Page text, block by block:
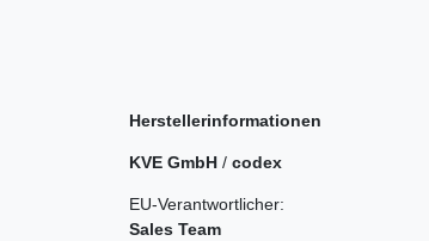
Herstellerinformationen
KVE GmbH / codex
EU-Verantwortlicher:
Sales Team